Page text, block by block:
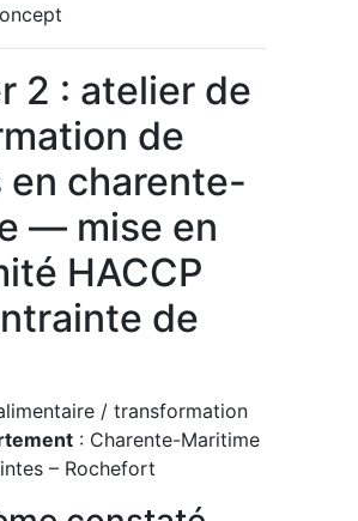
2 : atelier de
de
en charente-
— mise en
HACCP
de
/ transformation
: Charente-Maritime
– Rochefort